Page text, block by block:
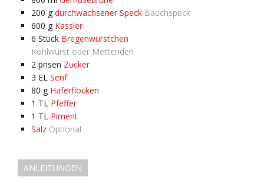
200 g durchwachsener Speck Bauchspeck
600 g Kassler
6 Stück Bregenwürstchen
Kohlwurst oder Mettenden
2 prisen Zucker
3 EL Senf
80 g Haferflocken
1 TL Pfeffer
1 TL Piment
Salz Optional
ANLEITUNGEN